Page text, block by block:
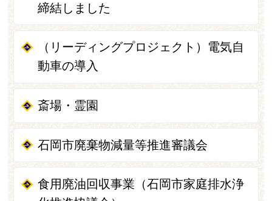
締結しました
（リーディングプロジェクト）電気自
動車の導入
斎場・霊園
石岡市廃棄物減量等推進審議会
食用廃油回収事業（石岡市家庭排水浄